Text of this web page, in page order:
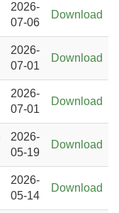
2026-
07-06
Download
2026-
07-01
Download
2026-
07-01
Download
2026-
05-19
Download
2026-
05-14
Download